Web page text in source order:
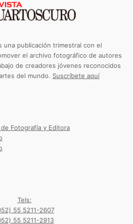
una publicación trimestral con el
el archivo fotográfico de autores
de creadores jóvenes reconocidos
del mundo. Suscríbete aquí
Tels:
55 5211-2607
55 5211-2913